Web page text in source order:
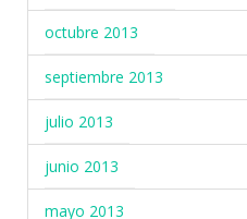
octubre 2013
septiembre 2013
julio 2013
junio 2013
mayo 2013